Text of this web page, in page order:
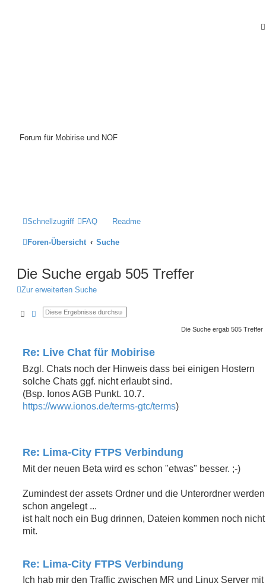
Forum für Mobirise und NOF
Schnellzugriff FAQ Readme
Foren-Übersicht Suche
Die Suche ergab 505 Treffer
Zur erweiterten Suche
SucheErweiterte Suche
Die Suche ergab 505 Treffer
Re: Live Chat für Mobirise
Bzgl. Chats noch der Hinweis dass bei einigen Hostern
solche Chats ggf. nicht erlaubt sind.
(Bsp. Ionos AGB Punkt. 10.7.
https://www.ionos.de/terms-gtc/terms)
Re: Lima-City FTPS Verbindung
Mit der neuen Beta wird es schon "etwas" besser. ;-)
Zumindest der assets Ordner und die Unterordner werden
schon angelegt ...
ist halt noch ein Bug drinnen, Dateien kommen noch nicht
mit.
Re: Lima-City FTPS Verbindung
Ich hab mir den Traffic zwischen MR und Linux Server mit